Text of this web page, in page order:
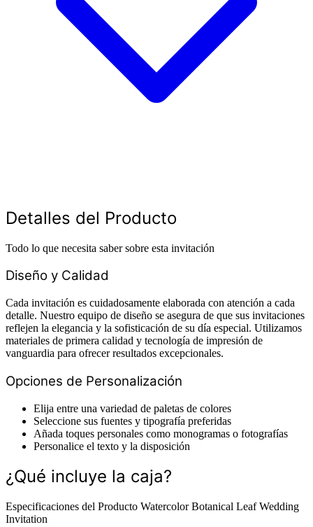
Detalles del Producto
Todo lo que necesita saber sobre esta invitación
Diseño y Calidad
Cada invitación es cuidadosamente elaborada con atención a cada
detalle. Nuestro equipo de diseño se asegura de que sus invitaciones
reflejen la elegancia y la sofisticación de su día especial. Utilizamos
materiales de primera calidad y tecnología de impresión de
vanguardia para ofrecer resultados excepcionales.
Opciones de Personalización
Elija entre una variedad de paletas de colores
Seleccione sus fuentes y tipografía preferidas
Añada toques personales como monogramas o fotografías
Personalice el texto y la disposición
¿Qué incluye la caja?
Especificaciones del Producto Watercolor Botanical Leaf Wedding
Invitation